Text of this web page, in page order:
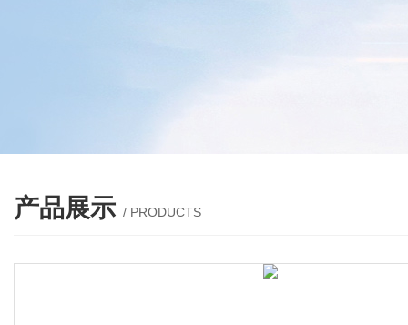
产品展示 / PRODUCTS